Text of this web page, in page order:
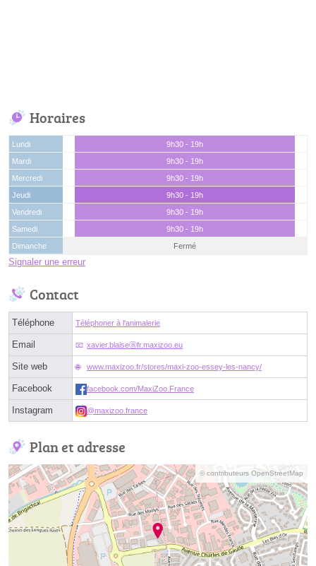
Horaires
Lundi
9h30 - 19h
Mardi
9h30 - 19h
Mercredi
9h30 - 19h
Jeudi
9h30 - 19h
Vendredi
9h30 - 19h
Samedi
9h30 - 19h
Dimanche
Fermé
Signaler une erreur
Contact
Téléphone Téléphoner à l'animalerie
Email xavier.blaiseⓐfr.maxizoo.eu
Site web www.maxizoo.fr/stores/maxi-zoo-essey-les-nancy/
Facebook facebook.com/MaxiZoo.France
Instagram @maxizoo.france
Plan et adresse
© contributeurs OpenStreetMap